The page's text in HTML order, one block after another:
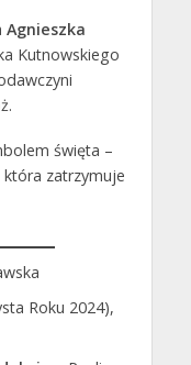
Agnieszka
Kutnowskiego
święta –
która zatrzymuje
Roku 2024),